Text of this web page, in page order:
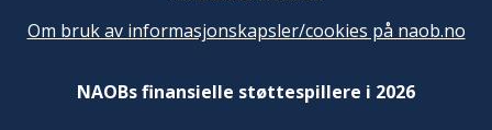
Om bruk av informasjonskapsler/cookies på naob.no
NAOBs finansielle støttespillere i 2026